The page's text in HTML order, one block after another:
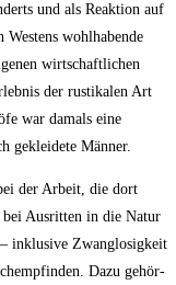
und als Reak­ti­on auf
Wes­tens wohl­ha­ben­de
wirt­schaft­li­chen
der rus­ti­ka­len Art
war damals eine
geklei­de­te Männer.
der Arbeit, die dort
Aus­rit­ten in die Natur
– inklu­si­ve Zwang­lo­sig­keit
Dazu gehör­